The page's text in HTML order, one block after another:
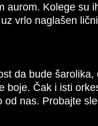
aurom. Kolege
vrlo naglašen
da bude
boje. Čak i isti
nas. Probajte